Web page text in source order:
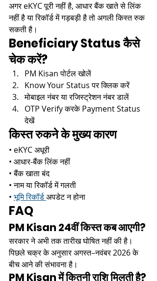
अगर eKYC पूरी नहीं है, आधार बैंक खाते से लिंक
नहीं है या रिकॉर्ड में गड़बड़ी है तो अगली किस्त रुक
सकती है।
Beneficiary Status कैसे
चेक करें?
PM Kisan पोर्टल खोलें
Know Your Status पर क्लिक करें
मोबाइल नंबर या रजिस्ट्रेशन नंबर डालें
OTP Verify करके Payment Status
देखें
किस्त रुकने के मुख्य कारण
• eKYC अधूरी
• आधार-बैंक लिंक नहीं
• बैंक खाता बंद
• नाम या रिकॉर्ड में गलती
• भूमि रिकॉर्ड अपडेट न होना
FAQ
PM Kisan 24वीं किस्त कब आएगी?
सरकार ने अभी तक तारीख घोषित नहीं की है।
पिछले चक्र के अनुसार अगस्त–नवंबर 2026 के
बीच आने की संभावना है।
PM Kisan में कितनी राशि मिलती है?